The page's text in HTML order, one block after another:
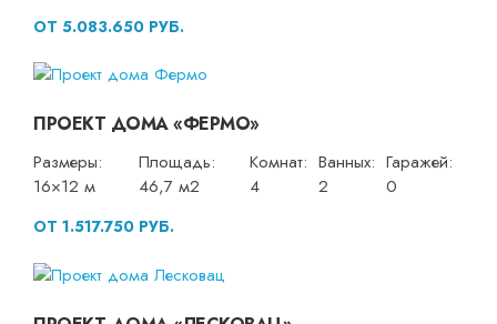
ОТ 5.083.650 РУБ.
ПРОЕКТ ДОМА «ФЕРМО»
Размеры:
16×12 м
Площадь:
46,7 м2
Комнат:
4
Ванных:
2
Гаражей:
0
ОТ 1.517.750 РУБ.